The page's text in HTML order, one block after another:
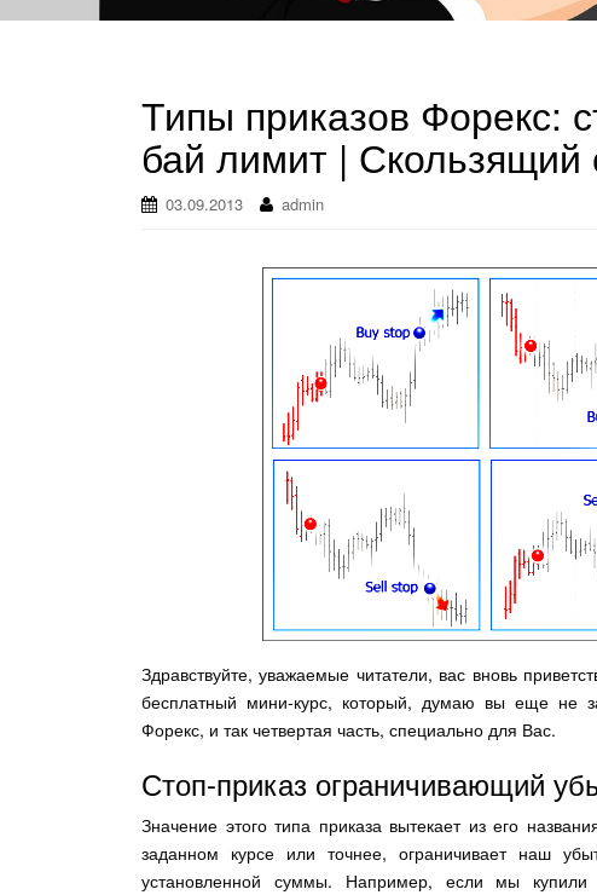
Типы приказов Форекс:
бай лимит | Скользящий
03.09.2013 admin
Здравствуйте, уважаемые читатели, вас вновь
бесплатный мини-курс, который, думаю вы еще не
Форекс, и так четвертая часть, специально для Вас.
Стоп-приказ ограничивающий
Значение этого типа приказа вытекает из его
заданном курсе или точнее, ограничивает наш
установленной суммы. Например, если мы